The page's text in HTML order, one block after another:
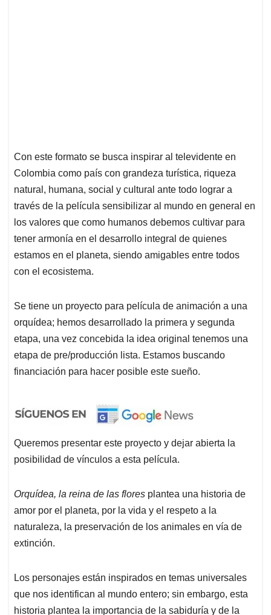
Con este formato se busca inspirar al televidente en
Colombia como país con grandeza turística, riqueza
natural, humana, social y cultural ante todo lograr a
través de la película sensibilizar al mundo en general en
los valores que como humanos debemos cultivar para
tener armonía en el desarrollo integral de quienes
estamos en el planeta, siendo amigables entre todos
con el ecosistema.
Se tiene un proyecto para película de animación a una
orquídea; hemos desarrollado la primera y segunda
etapa, una vez concebida la idea original tenemos una
etapa de pre/producción lista. Estamos buscando
financiación para hacer posible este sueño.
Queremos presentar este proyecto y dejar abierta la
posibilidad de vínculos a esta película.
Orquídea, la reina de las flores plantea una historia de
amor por el planeta, por la vida y el respeto a la
naturaleza, la preservación de los animales en vía de
extinción.
Los personajes están inspirados en temas universales
que nos identifican al mundo entero; sin embargo, esta
historia plantea la importancia de la sabiduría y de la